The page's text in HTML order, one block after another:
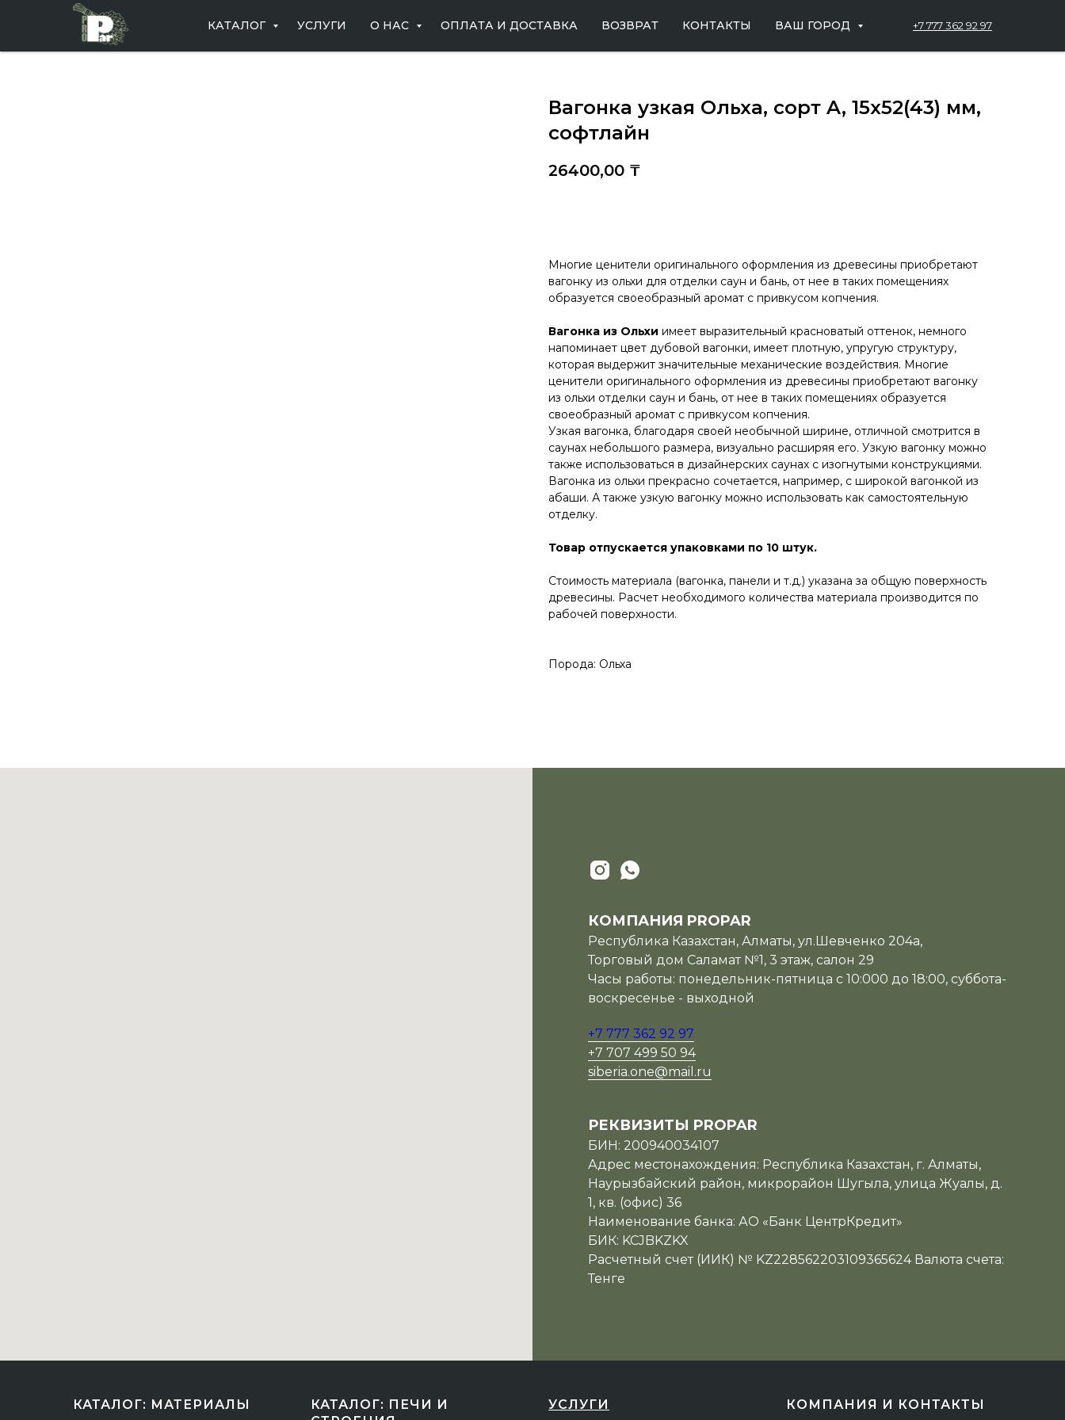
КАТАЛОГ УСЛУГИ О НАС ОПЛАТА И ДОСТАВКА ВОЗВРАТ КОНТАКТЫ ВАШ ГОРОД +7 777 362 92 97
Вагонка узкая Ольха, сорт A, 15х52(43) мм,
софтлайн
26400,00 ₸
Многие ценители оригинального оформления из древесины приобретают
вагонку из ольхи для отделки саун и бань, от нее в таких помещениях
образуется своеобразный аромат с привкусом копчения.
Вагонка из Ольхи имеет выразительный красноватый оттенок, немного
напоминает цвет дубовой вагонки, имеет плотную, упругую структуру,
которая выдержит значительные механические воздействия. Многие
ценители оригинального оформления из древесины приобретают вагонку
из ольхи отделки саун и бань, от нее в таких помещениях образуется
своеобразный аромат с привкусом копчения.
Узкая вагонка, благодаря своей необычной ширине, отличной смотрится в
саунах небольшого размера, визуально расширяя его. Узкую вагонку можно
также использоваться в дизайнерских саунах с изогнутыми конструкциями.
Вагонка из ольхи прекрасно сочетается, например, с широкой вагонкой из
абаши. А также узкую вагонку можно использовать как самостоятельную
отделку.
Товар отпускается упаковками по 10 штук.
Стоимость материала (вагонка, панели и т.д.) указана за общую поверхность
древесины. Расчет необходимого количества материала производится по
рабочей поверхности.
Порода: Ольха
КОМПАНИЯ PROPAR
Республика Казахстан, Алматы, ул.Шевченко 204а,
Торговый дом Саламат №1, 3 этаж, салон 29
Часы работы: понедельник-пятница с 10:000 до 18:00, суббота-
воскресенье - выходной
+7 777 362 92 97
+7 707 499 50 94
siberia.one@mail.ru
РЕКВИЗИТЫ PROPAR
БИН: 200940034107
Адрес местонахождения: Республика Казахстан, г. Алматы,
Наурызбайский район, микрорайон Шугыла, улица Жуалы, д.
1, кв. (офис) 36
Наименование банка: АО «Банк ЦентрКредит»
БИК: KCJBKZKX
Расчетный счет (ИИК) № KZ228562203109365624 Валюта счета:
Тенге
КАТАЛОГ: МАТЕРИАЛЫ
КАТАЛОГ: ПЕЧИ И
УСЛУГИ КОМПАНИЯ И КОНТАКТЫ